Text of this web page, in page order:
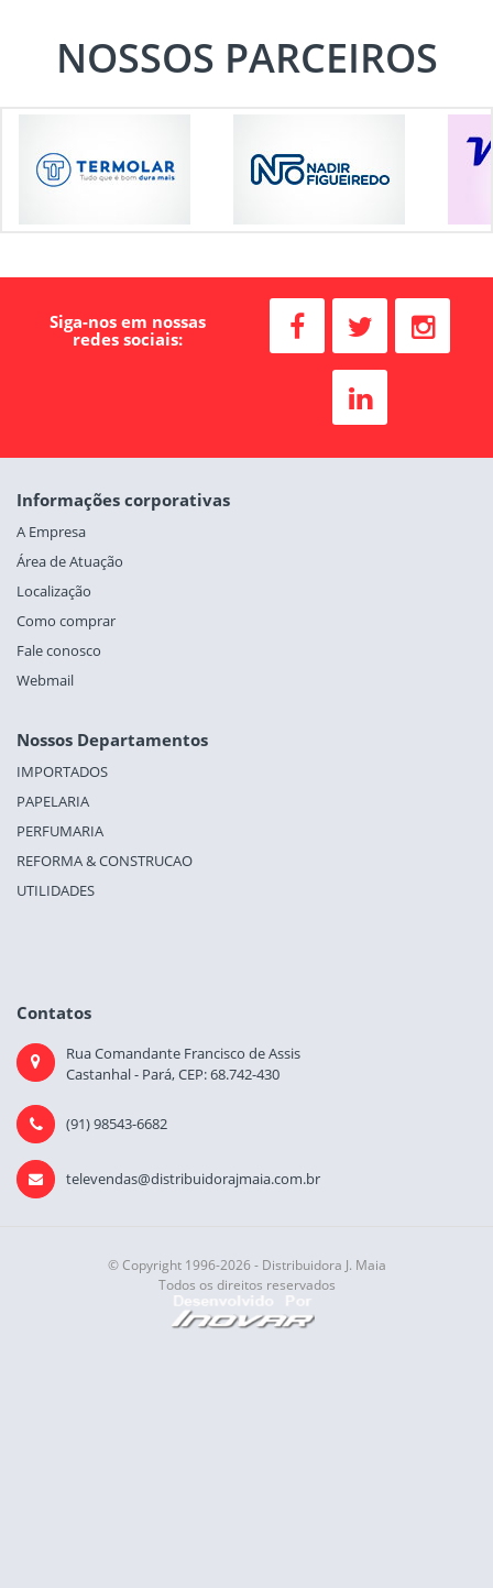
NOSSOS PARCEIROS
Siga-nos em nossas
redes sociais:
Informações corporativas
A Empresa
Área de Atuação
Localização
Como comprar
Fale conosco
Webmail
Nossos Departamentos
IMPORTADOS
PAPELARIA
PERFUMARIA
REFORMA & CONSTRUCAO
UTILIDADES
Contatos
Rua Comandante Francisco de Assis
Castanhal - Pará, CEP: 68.742-430
(91) 98543-6682
televendas@distribuidorajmaia.com.br
© Copyright 1996-2026 - Distribuidora J. Maia
Todos os direitos reservados